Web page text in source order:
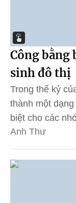
Công bằng
sinh đô thị
Trong thế kỷ
thành một
biệt cho các
Anh Thư